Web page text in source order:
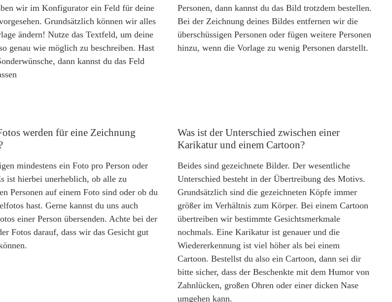
wir im Konfigurator ein Feld für deine
Grundsätzlich können wir alles
ändern! Nutze das Textfeld, um deine
genau wie möglich zu beschreiben. Hast
dann kannst du das Feld
Personen, dann kannst du das Bild trotzdem bestellen.
Bei der Zeichnung deines Bildes entfernen wir die
überschüssigen Personen oder fügen weitere Personen
hinzu, wenn die Vorlage zu wenig Personen darstellt.
werden für eine Zeichnung
mindestens ein Foto pro Person oder
ist hierbei unerheblich, ob alle zu
Personen auf einem Foto sind oder ob du
hast. Gerne kannst du uns auch
einer Person übersenden. Achte bei der
Fotos darauf, dass wir das Gesicht gut
Was ist der Unterschied zwischen einer
Karikatur und einem Cartoon?
Beides sind gezeichnete Bilder. Der wesentliche
Unterschied besteht in der Übertreibung des Motivs.
Grundsätzlich sind die gezeichneten Köpfe immer
größer im Verhältnis zum Körper. Bei einem Cartoon
übertreiben wir bestimmte Gesichtsmerkmale
nochmals. Eine Karikatur ist genauer und die
Wiedererkennung ist viel höher als bei einem
Cartoon. Bestellst du also ein Cartoon, dann sei dir
bitte sicher, dass der Beschenkte mit dem Humor von
Zahnlücken, großen Ohren oder einer dicken Nase
umgehen kann.